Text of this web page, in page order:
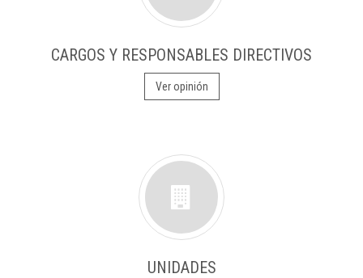
CARGOS Y RESPONSABLES DIRECTIVOS
Ver opinión
UNIDADES